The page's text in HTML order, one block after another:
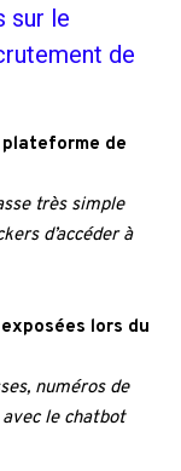
sur le
de
plateforme de
très simple
d’accéder à
lors du
numéros de
le chatbot